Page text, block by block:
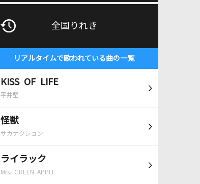
全国りれき
リアルタイムで歌われている曲の一覧
KISS OF LIFE
平井堅
怪獣
サカナクション
ライラック
Mrs. GREEN APPLE